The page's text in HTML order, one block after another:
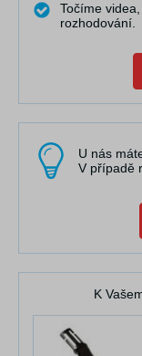
Točíme
rozhodování.
U nás
V případě
K